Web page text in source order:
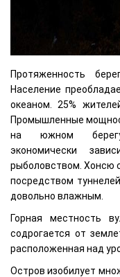
Протяженность
Население
океаном. 25%
Промышленные
на южном берегу.
экономически
рыболовством. Хонсю
посредством
довольно влажным.
Горная местность
содрогается от
расположенная над
Остров изобилует